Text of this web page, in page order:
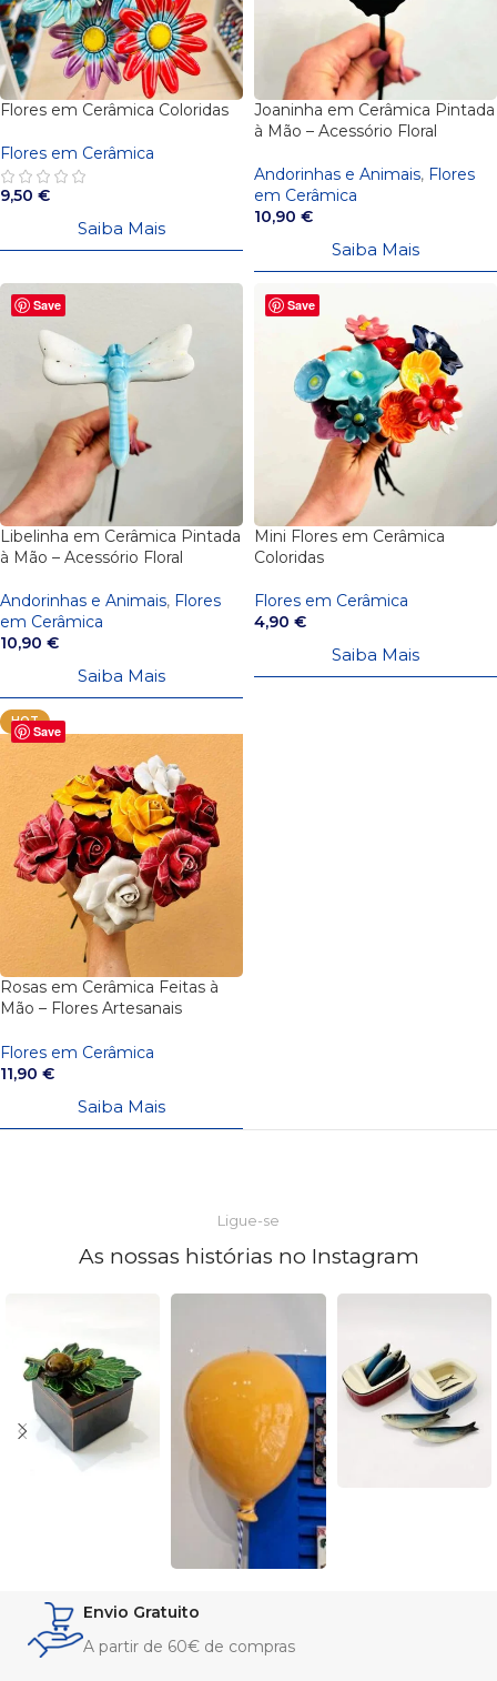
Flores em Cerâmica Coloridas
Flores em Cerâmica
9,50 €
Saiba Mais
Joaninha em Cerâmica Pintada
à Mão – Acessório Floral
Andorinhas e Animais, Flores
em Cerâmica
10,90 €
Saiba Mais
Save
Libelinha em Cerâmica Pintada
à Mão – Acessório Floral
Andorinhas e Animais, Flores
em Cerâmica
10,90 €
Saiba Mais
Save
Mini Flores em Cerâmica
Coloridas
Flores em Cerâmica
4,90 €
Saiba Mais
Save
HOT
Rosas em Cerâmica Feitas à
Mão – Flores Artesanais
Flores em Cerâmica
11,90 €
Saiba Mais
Ligue-se
As nossas histórias no Instagram
Envio Gratuito
A partir de 60€ de compras